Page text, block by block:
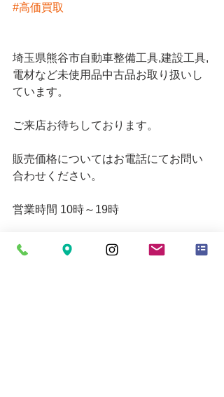
#高価買取
埼玉県熊谷市自動車整備工具,建設工具,
電材など未使用品中古品お取り扱いし
ています。
ご来店お待ちしております。
販売価格についてはお電話にてお問い
合わせください。
営業時間 10時～19時
お買い取りの受付は18時30分までとな
ります。